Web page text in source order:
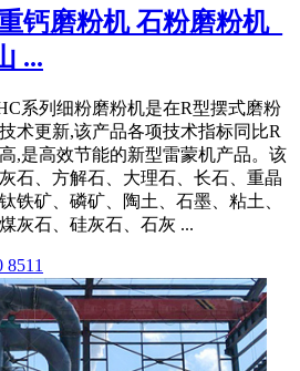
钙磨粉机 石粉磨粉机_
...
系列细粉磨粉机是在R型摆式磨粉
术更新,该产品各项技术指标同比R
,是高效节能的新型雷蒙机产品。该
石、方解石、大理石、长石、重晶
铁矿、磷矿、陶土、石墨、粘土、
灰石、硅灰石、石灰 ...
8511